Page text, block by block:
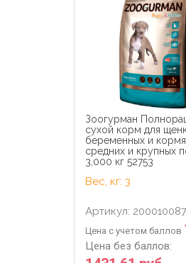
Зоогурман
сухой корм для
беременных и
средних и крупных
3,000 кг 52753
Вес, кг: 3
Артикул:
Цена с учетом баллов
Цена без баллов: